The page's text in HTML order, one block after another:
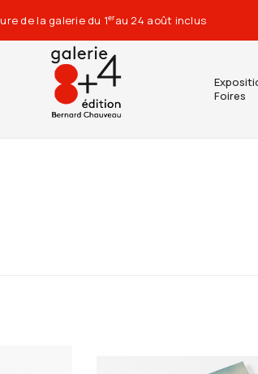
de la galerie du 1erau 24 août inclus
Foires